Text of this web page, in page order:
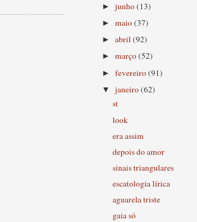
►junho(13)
►maio(37)
►abril(92)
►março(52)
►fevereiro(91)
▼janeiro(62)
st
look
era assim
depois do amor
sinais triangulares
escatologia lírica
aguarela triste
gaia só